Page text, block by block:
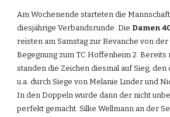
Am Wochenende starteten die
diesjährige Verbandsrunde. Die Damen
reisten am Samstag zur Revanche von
Begegnung zum TC Hoffenheim 2. Bereits
standen die Zeichen diesmal auf Sieg, den
u.a. durch Siege von Melanie Linder und
In den Doppeln wurde dann der nicht
perfekt gemacht. Silke Wellmann an der